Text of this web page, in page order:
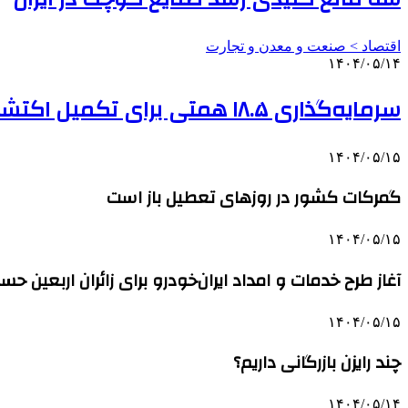
اقتصاد > صنعت و معدن و تجارت
۱۴۰۴/۰۵/۱۴
سرمایه‌گذاری ۱۸.۵ همتی برای تکمیل اکتشافات معدنی تا پایان ۱۴۰۴
۱۴۰۴/۰۵/۱۵
گمرکات کشور در روزهای تعطیل باز است
۱۴۰۴/۰۵/۱۵
آغاز طرح خدمات و امداد ایران‌خودرو برای زائران اربعین
۱۴۰۴/۰۵/۱۵
چند رایزن بازرگانی داریم؟
۱۴۰۴/۰۵/۱۴